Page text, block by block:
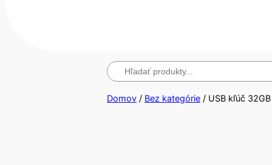
Hľadanie
Domov / Bez kategórie / USB kľúč